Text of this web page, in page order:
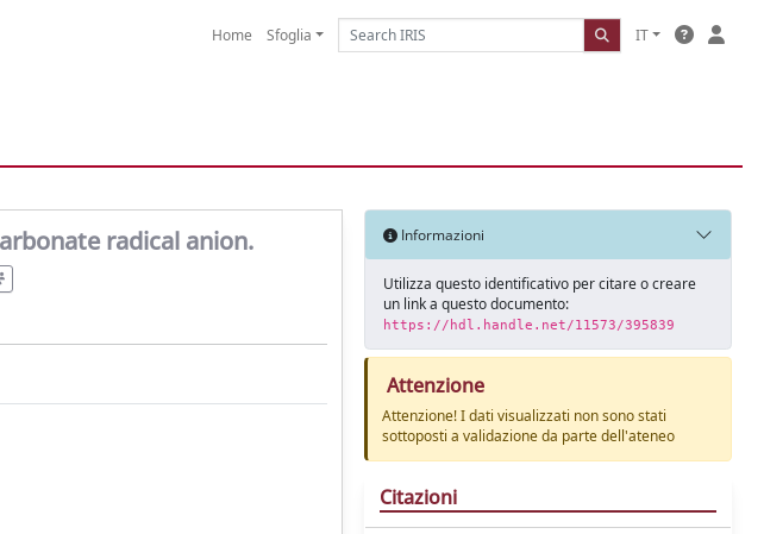
Home Sfoglia IT
radical anion. Informazioni
Utilizza questo identificativo per citare o creare
un link a questo documento:
https://hdl.handle.net/11573/395839
Attenzione
Attenzione! I dati visualizzati non sono stati
sottoposti a validazione da parte dell'ateneo
Citazioni